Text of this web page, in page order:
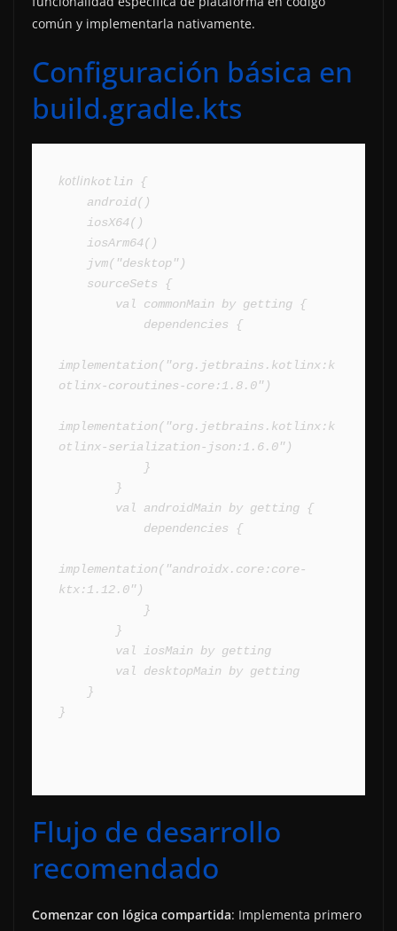
común y implementarla nativamente.
Configuración básica en
build.gradle.kts
kotlinkotlin {
implementation("org.jetbrains.kotlinx:k
otlinx-coroutines-core:1.8.0")
implementation("org.jetbrains.kotlinx:k
otlinx-serialization-json:1.6.0")
implementation("androidx.core:core-
ktx:1.12.0")
Flujo de desarrollo
recomendado
Comenzar con lógica compartida: Implementa primero